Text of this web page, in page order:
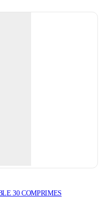
30 COMPRIMES